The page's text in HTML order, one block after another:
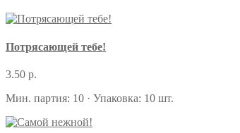
Потрясающей тебе!
3.50 р.
Мин. партия: 10 · Упаковка: 10 шт.